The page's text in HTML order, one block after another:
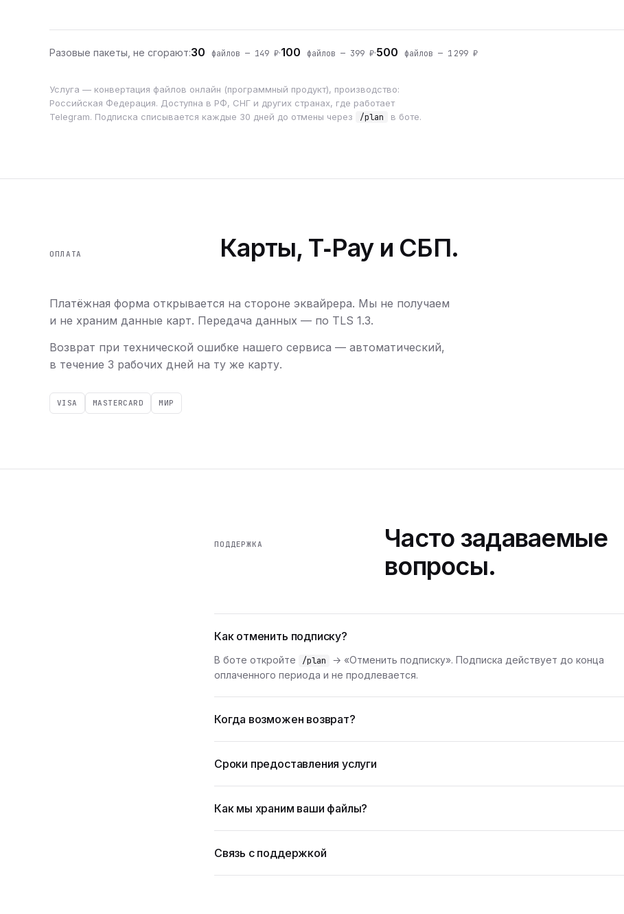
Разовые пакеты, не сгорают:30 файлов — 149 ₽·100 файлов — 399 ₽·500 файлов — 1 299 ₽
Услуга — конвертация файлов онлайн (программный продукт), производство:
Российская Федерация. Доступна в РФ, СНГ и других странах, где работает
Telegram. Подписка списывается каждые 30 дней до отмены через
/plan в боте.
ОПЛАТА Карты, T‑Pay и СБП.
Платёжная форма открывается на стороне эквайрера. Мы не получаем
и не храним данные карт. Передача данных — по TLS 1.3.
Возврат при технической ошибке нашего сервиса — автоматический,
в течение 3 рабочих дней на ту же карту.
VISA MASTERCARD МИР
ПОДДЕРЖКА
Часто задаваемые
вопросы.
Как отменить подписку?
В боте откройте /plan
→ «Отменить подписку». Подписка действует до конца
оплаченного периода и не продлевается.
Когда возможен возврат?
Сроки предоставления услуги
Как мы храним ваши файлы?
Связь с поддержкой